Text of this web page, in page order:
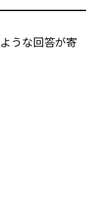
ような回答が寄